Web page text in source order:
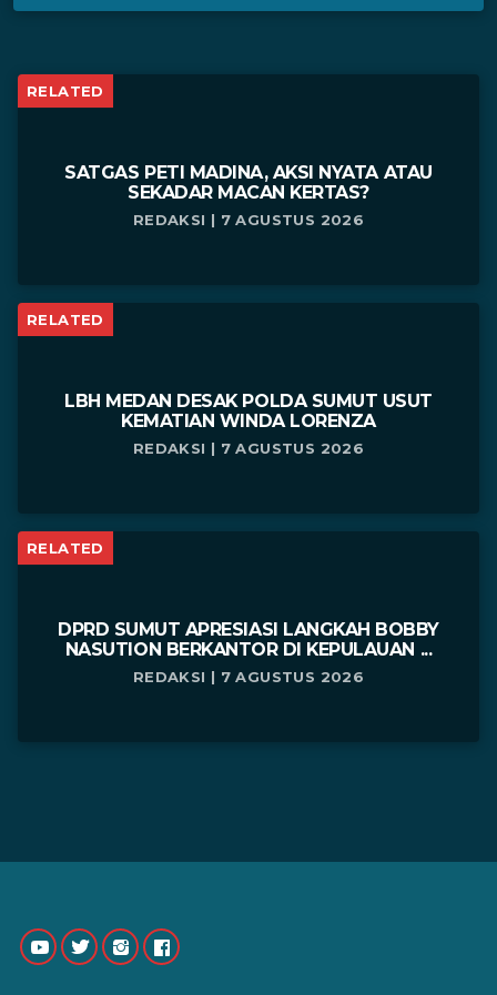
RELATED
SATGAS PETI MADINA, AKSI NYATA ATAU
SEKADAR MACAN KERTAS?
REDAKSI | 7 AGUSTUS 2026
RELATED
LBH MEDAN DESAK POLDA SUMUT USUT
KEMATIAN WINDA LORENZA
REDAKSI | 7 AGUSTUS 2026
RELATED
DPRD SUMUT APRESIASI LANGKAH BOBBY
NASUTION BERKANTOR DI KEPULAUAN ...
REDAKSI | 7 AGUSTUS 2026